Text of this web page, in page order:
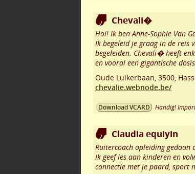
Chevali�
Hoi! Ik ben Anne-Sophie Van
Ik begeleid je graag in de
begeleiden. Chevali� heeft
en vooral een gigantische
Oude Luikerbaan, 3500,
chevalie.webnode.be/
Download VCARD Handig!
Claudia equiyin
Ruitercoach opleiding gedaan
Ik geef les aan kinderen en
connectie met je paard, sport